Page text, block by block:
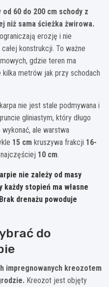
60 do 200 cm schody z
niż sama ścieżka żwirowa.
erozję i nie
konstrukcji. To ważne
gdzie teren ma
kilka metrów jak przy schodach
nie jest stale podmywana i
gliniastym, który długo
ale warstwa
15 cm kruszywa frakcji 16-
10 cm.
nie zależy od masy
stopień ma własne
drenażu powoduje
do
impregnowanych kreozotem
Kreozot jest objęty